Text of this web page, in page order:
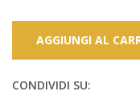
AGGIUNGI AL
CONDIVIDI SU: